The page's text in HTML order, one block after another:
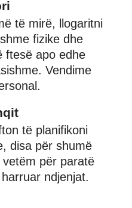
të mirë, llogaritni
fizike dhe
ftesë apo edhe
Vendime
të planifikoni
disa për shumë
për paratë
ndjenjat.